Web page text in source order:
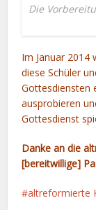
Die
Im Januar
diese Schüler
Gottesdiensten
ausprobieren
Gottesdienst
Danke an die
[bereitwillige]
altreformierte